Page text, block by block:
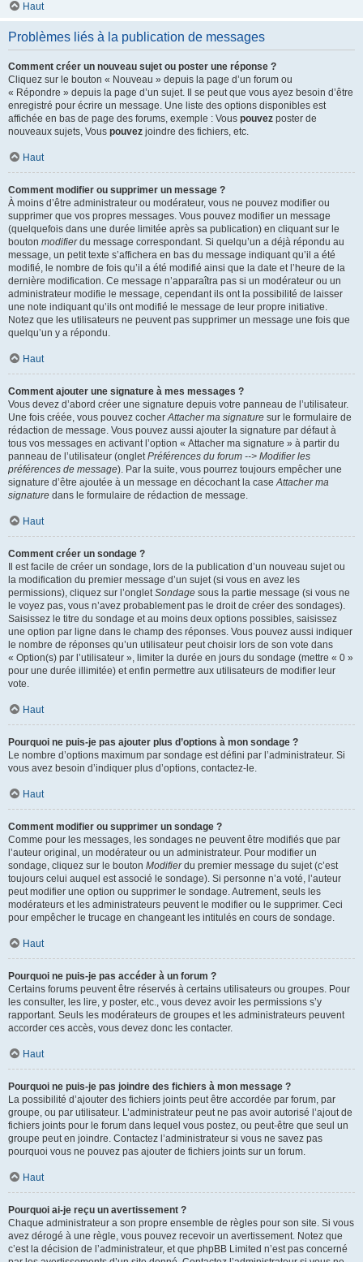
Haut
Problèmes liés à la publication de messages
Comment créer un nouveau sujet ou poster une réponse ?
Cliquez sur le bouton « Nouveau » depuis la page d’un forum ou
« Répondre » depuis la page d’un sujet. Il se peut que vous ayez besoin d’être
enregistré pour écrire un message. Une liste des options disponibles est
affichée en bas de page des forums, exemple : Vous pouvez poster de
nouveaux sujets, Vous pouvez joindre des fichiers, etc.
Haut
Comment modifier ou supprimer un message ?
À moins d’être administrateur ou modérateur, vous ne pouvez modifier ou
supprimer que vos propres messages. Vous pouvez modifier un message
(quelquefois dans une durée limitée après sa publication) en cliquant sur le
bouton modifierdu message correspondant. Si quelqu’un a déjà répondu au
message, un petit texte s’affichera en bas du message indiquant qu’il a été
modifié, le nombre de fois qu’il a été modifié ainsi que la date et l’heure de la
dernière modification. Ce message n’apparaîtra pas si un modérateur ou un
administrateur modifie le message, cependant ils ont la possibilité de laisser
une note indiquant qu’ils ont modifié le message de leur propre initiative.
Notez que les utilisateurs ne peuvent pas supprimer un message une fois que
quelqu’un y a répondu.
Haut
Comment ajouter une signature à mes messages ?
Vous devez d’abord créer une signature depuis votre panneau de l’utilisateur.
Une fois créée, vous pouvez cocherAttacher ma signature sur le formulaire de
rédaction de message. Vous pouvez aussi ajouter la signature par défaut à
tous vos messages en activant l’option « Attacher ma signature » à partir du
panneau de l’utilisateur (ongletPréférences du forum --> Modifier les
préférences de message). Par la suite, vous pourrez toujours empêcher une
signature d’être ajoutée à un message en décochant la caseAttacher ma
signature dans le formulaire de rédaction de message.
Haut
Comment créer un sondage ?
Il est facile de créer un sondage, lors de la publication d’un nouveau sujet ou
la modification du premier message d’un sujet (si vous en avez les
permissions), cliquez sur l’ongletSondage sous la partie message (si vous ne
le voyez pas, vous n’avez probablement pas le droit de créer des sondages).
Saisissez le titre du sondage et au moins deux options possibles, saisissez
une option par ligne dans le champ des réponses. Vous pouvez aussi indiquer
le nombre de réponses qu’un utilisateur peut choisir lors de son vote dans
« Option(s) par l’utilisateur », limiter la durée en jours du sondage (mettre « 0 »
pour une durée illimitée) et enfin permettre aux utilisateurs de modifier leur
vote.
Haut
Pourquoi ne puis-je pas ajouter plus d’options à mon sondage ?
Le nombre d’options maximum par sondage est défini par l’administrateur. Si
vous avez besoin d’indiquer plus d’options, contactez-le.
Haut
Comment modifier ou supprimer un sondage ?
Comme pour les messages, les sondages ne peuvent être modifiés que par
l’auteur original, un modérateur ou un administrateur. Pour modifier un
sondage, cliquez sur le bouton Modifierdu premier message du sujet (c’est
toujours celui auquel est associé le sondage). Si personne n’a voté, l’auteur
peut modifier une option ou supprimer le sondage. Autrement, seuls les
modérateurs et les administrateurs peuvent le modifier ou le supprimer. Ceci
pour empêcher le trucage en changeant les intitulés en cours de sondage.
Haut
Pourquoi ne puis-je pas accéder à un forum ?
Certains forums peuvent être réservés à certains utilisateurs ou groupes. Pour
les consulter, les lire, y poster, etc., vous devez avoir les permissions s’y
rapportant. Seuls les modérateurs de groupes et les administrateurs peuvent
accorder ces accès, vous devez donc les contacter.
Haut
Pourquoi ne puis-je pas joindre des fichiers à mon message ?
La possibilité d’ajouter des fichiers joints peut être accordée par forum, par
groupe, ou par utilisateur. L’administrateur peut ne pas avoir autorisé l’ajout de
fichiers joints pour le forum dans lequel vous postez, ou peut-être que seul un
groupe peut en joindre. Contactez l’administrateur si vous ne savez pas
pourquoi vous ne pouvez pas ajouter de fichiers joints sur un forum.
Haut
Pourquoi ai-je reçu un avertissement ?
Chaque administrateur a son propre ensemble de règles pour son site. Si vous
avez dérogé à une règle, vous pouvez recevoir un avertissement. Notez que
c’est la décision de l’administrateur, et que phpBB Limited n’est pas concerné